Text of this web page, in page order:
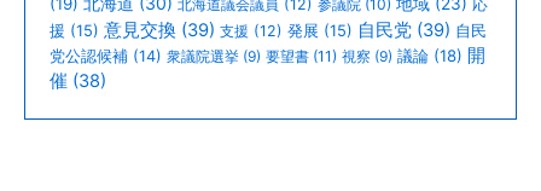
北海道議会議員 (12) 参議院 (10)
応
援 (15) 意見交換 (39) 支援 (12) 発展 (15) 自民党 (39) 自民
党公認候補 (14) 衆議院選挙 (9) 要望書 (11) 視察 (9) 議論 (18) 開
催 (38)